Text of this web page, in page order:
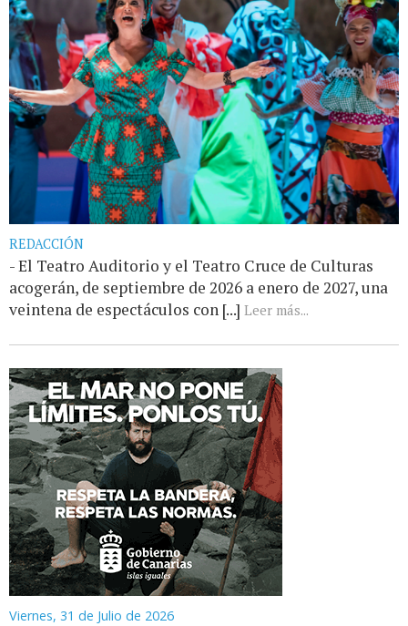
REDACCIÓN
- El Teatro Auditorio y el Teatro Cruce de Culturas
acogerán, de septiembre de 2026 a enero de 2027, una
veintena de espectáculos con [...] Leer más...
Viernes, 31 de Julio de 2026